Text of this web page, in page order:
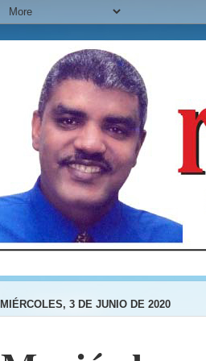
MIÉRCOLES, 3 DE JUNIO DE 2020